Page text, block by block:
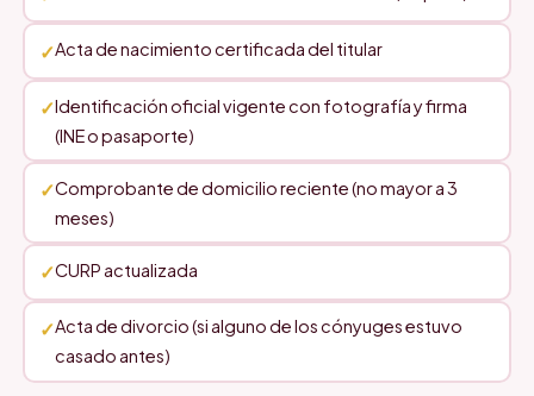
Acta de nacimiento certificada del titular
Identificación oficial vigente con fotografía y firma
(INE o pasaporte)
Comprobante de domicilio reciente (no mayor a 3
meses)
CURP actualizada
Acta de divorcio (si alguno de los cónyuges estuvo
casado antes)